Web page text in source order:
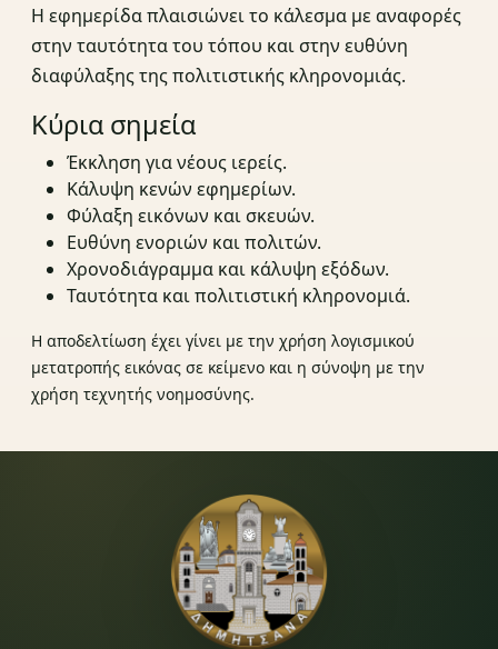
Η εφημερίδα πλαισιώνει το κάλεσμα με αναφορές
στην ταυτότητα του τόπου και στην ευθύνη
διαφύλαξης της πολιτιστικής κληρονομιάς.
Κύρια σημεία
Έκκληση για νέους ιερείς.
Κάλυψη κενών εφημερίων.
Φύλαξη εικόνων και σκευών.
Ευθύνη ενοριών και πολιτών.
Χρονοδιάγραμμα και κάλυψη εξόδων.
Ταυτότητα και πολιτιστική κληρονομιά.
Η αποδελτίωση έχει γίνει με την χρήση λογισμικού
μετατροπής εικόνας σε κείμενο και η σύνοψη με την
χρήση τεχνητής νοημοσύνης.